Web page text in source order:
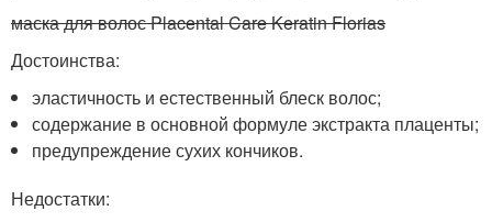
маска для волос Placental Care Keratin Florias
Достоинства:
эластичность и естественный блеск волос;
содержание в основной формуле экстракта плаценты;
предупреждение сухих кончиков.
Недостатки: